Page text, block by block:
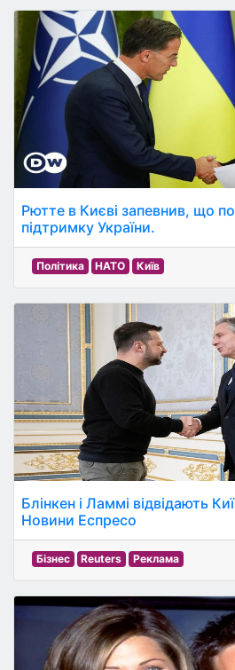
Рютте в Києві запевнив, що
підтримку України.
Політика НАТО Київ
Блінкен і Ламмі відвідають
Новини Еспресо
Бізнес Reuters Реклама